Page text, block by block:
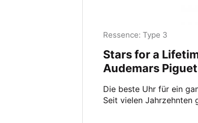
Ressence: Type 3
Stars for a
Audemars Piguet
Die beste Uhr für ein
Seit vielen Jahrzehnten